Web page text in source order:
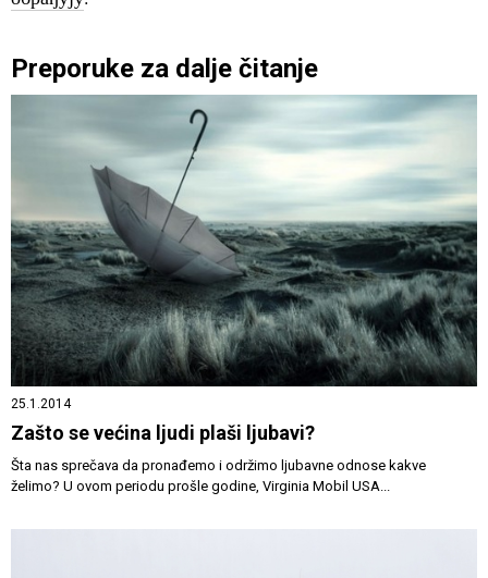
Preporuke za dalje čitanje
25.1.2014
Zašto se većina ljudi plaši ljubavi?
Šta nas sprečava da pronađemo i održimo ljubavne odnose kakve
želimo? U ovom periodu prošle godine, Virginia Mobil USA...